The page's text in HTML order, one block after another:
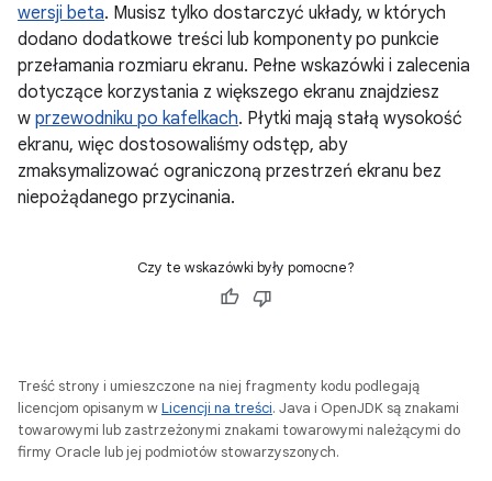
wersji beta. Musisz tylko dostarczyć układy, w których
dodano dodatkowe treści lub komponenty po punkcie
przełamania rozmiaru ekranu. Pełne wskazówki i zalecenia
dotyczące korzystania z większego ekranu znajdziesz
w przewodniku po kafelkach. Płytki mają stałą wysokość
ekranu, więc dostosowaliśmy odstęp, aby
zmaksymalizować ograniczoną przestrzeń ekranu bez
niepożądanego przycinania.
Czy te wskazówki były pomocne?
Treść strony i umieszczone na niej fragmenty kodu podlegają
licencjom opisanym wLicencji na treści. Java i OpenJDK są znakami
towarowymi lub zastrzeżonymi znakami towarowymi należącymi do
firmy Oracle lub jej podmiotów stowarzyszonych.